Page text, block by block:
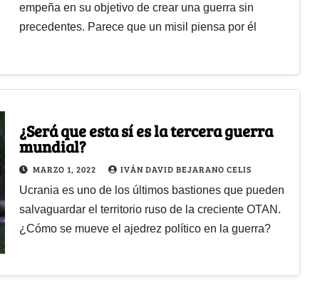
empeña en su objetivo de crear una guerra sin
precedentes. Parece que un misil piensa por él
¿Será que esta sí es la tercera guerra
mundial?
MARZO 1, 2022 IVÁN DAVID BEJARANO CELIS
Ucrania es uno de los últimos bastiones que pueden
salvaguardar el territorio ruso de la creciente OTAN.
¿Cómo se mueve el ajedrez político en la guerra?